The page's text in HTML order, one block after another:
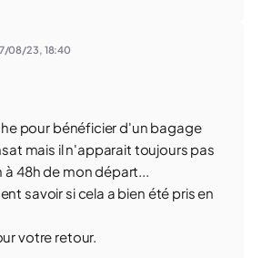
08/23, 18:40
pour bénéficier d'un bagage
mais il n'apparait toujours pas
à 48h de mon départ...
savoir si cela a bien été pris en
votre retour.